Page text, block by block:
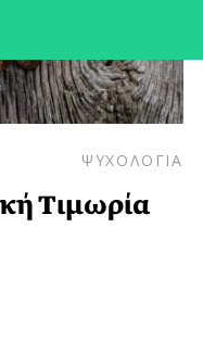
ΨΥΧΟΛΟΓΙΑ
Τιμωρία